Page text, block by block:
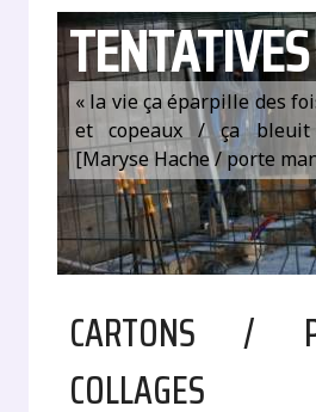
TENTATIVES
« la vie ça éparpille des
et copeaux / ça
[Maryse Hache / porte
CARTONS /
COLLAGES